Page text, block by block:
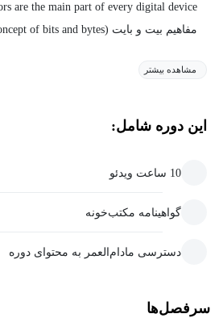
are the main part of every digital device)
مفاهیم بیت و بایت (concept of bits and bytes)
مشاهده بیشتر
این دوره شامل:
10 ساعت ویدئو
گواهینامه مکتب‌خونه
دسترسی مادام‌العمر به محتوای دوره
سرفصل‌ها